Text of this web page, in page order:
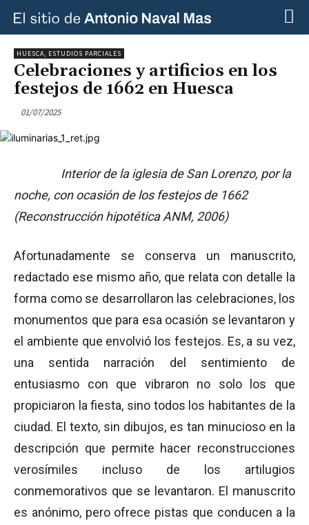
HUESCA, ESTUDIOS PARCIALES
Celebraciones y artificios en los
festejos de 1662 en Huesca
01/07/2025
Interior de la iglesia de San Lorenzo, por la
noche, con ocasión de los festejos de 1662
(Reconstrucción hipotética ANM, 2006)
Afortunadamente se conserva un manuscrito,
redactado ese mismo año, que relata con detalle la
forma como se desarrollaron las celebraciones, los
monumentos que para esa ocasión se levantaron y
el ambiente que envolvió los festejos. Es, a su vez,
una sentida narración del sentimiento de
entusiasmo con que vibraron no solo los que
propiciaron la fiesta, sino todos los habitantes de la
ciudad. El texto, sin dibujos, es tan minucioso en la
descripción que permite hacer reconstrucciones
verosímiles incluso de los artilugios
conmemorativos que se levantaron. El manuscrito
es anónimo, pero ofrece pistas que conducen a la